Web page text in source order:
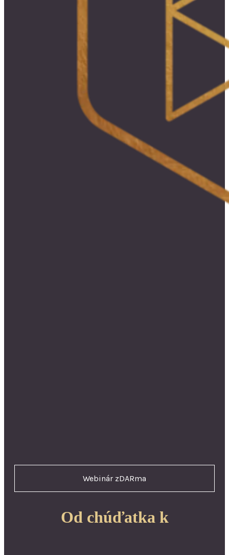
Webinár zDARma
Od chúďatka k